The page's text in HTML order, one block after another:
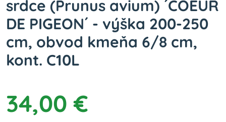
srdce (Prunus avium) ´COEUR
DE PIGEON´ - výška 200-250
cm, obvod kmeňa 6/8 cm,
kont. C10L
34,00 €